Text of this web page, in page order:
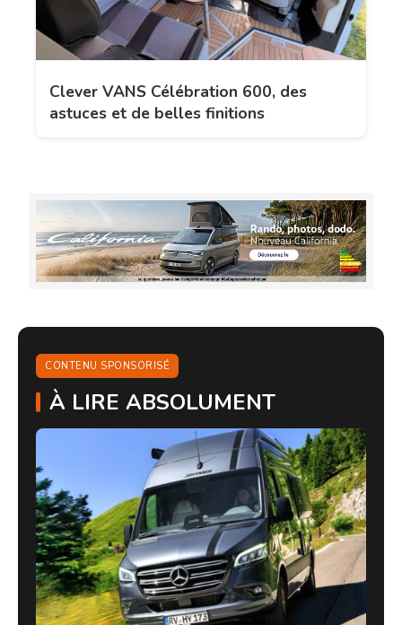
Clever VANS Célébration 600, des
astuces et de belles finitions
CONTENU SPONSORISÉ
À LIRE ABSOLUMENT